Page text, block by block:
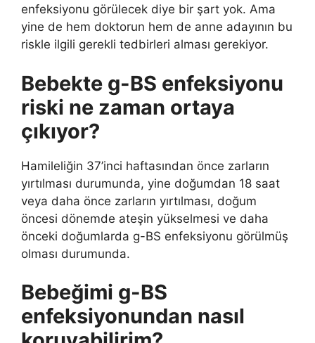
enfeksiyonu görülecek diye bir şart yok. Ama
yine de hem doktorun hem de anne adayının bu
riskle ilgili gerekli tedbirleri alması gerekiyor.
Bebekte g-BS enfeksiyonu
riski ne zaman ortaya
çıkıyor?
Hamileliğin 37’inci haftasından önce zarların
yırtılması durumunda, yine doğumdan 18 saat
veya daha önce zarların yırtılması, doğum
öncesi dönemde ateşin yükselmesi ve daha
önceki doğumlarda g-BS enfeksiyonu görülmüş
olması durumunda.
Bebeğimi g-BS
enfeksiyonundan nasıl